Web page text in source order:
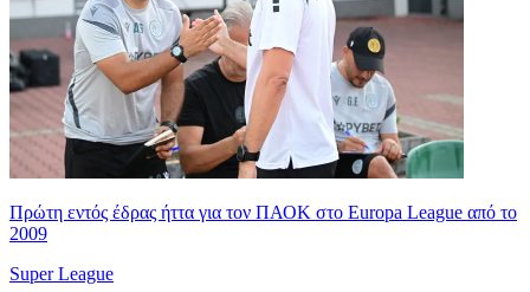
Πρώτη εντός έδρας ήττα για τον ΠΑΟΚ στο Europa League από το
2009
Super League